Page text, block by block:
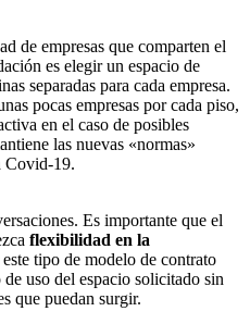
de empresas que comparten el
es elegir un espacio de
separadas para cada empresa.
pocas empresas por cada piso,
en el caso de posibles
las nuevas «normas»
Covid-19.
Es importante que el
flexibilidad en la
tipo de modelo de contrato
uso del espacio solicitado sin
que puedan surgir.